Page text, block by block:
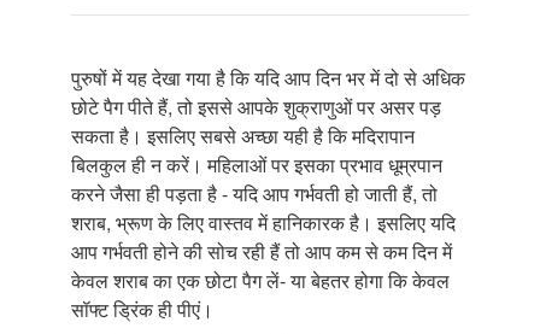
पुरुषों में यह देखा गया है कि यदि आप दिन भर में दो से अधिक
छोटे पैग पीते हैं, तो इससे आपके शुक्राणुओं पर असर पड़
सकता है। इसलिए सबसे अच्छा यही है कि मदिरापान
बिलकुल ही न करें। महिलाओं पर इसका प्रभाव धूम्रपान
करने जैसा ही पड़ता है - यदि आप गर्भवती हो जाती हैं, तो
शराब, भ्रूण के लिए वास्तव में हानिकारक है। इसलिए यदि
आप गर्भवती होने की सोच रही हैं तो आप कम से कम दिन में
केवल शराब का एक छोटा पैग लें- या बेहतर होगा कि केवल
सॉफ्ट ड्रिंक ही पीएं।